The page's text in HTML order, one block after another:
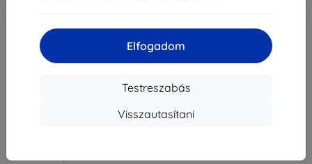
Elfogadom
Testreszabás
Visszautasítani
Raktáron 5 darab
Kosárba